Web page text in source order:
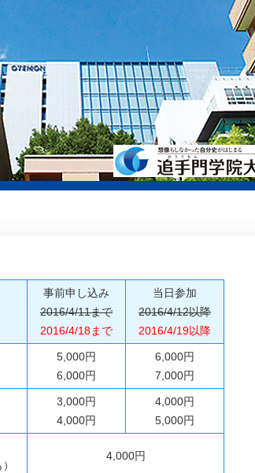
事前申し込み
2016/4/11まで
2016/4/18まで
当日参加
2016/4/12以降
2016/4/19以降
5,000円
6,000円
6,000円
7,000円
3,000円
4,000円
4,000円
5,000円
4,000円